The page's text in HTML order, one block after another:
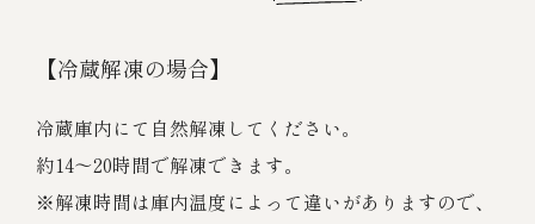
【冷蔵解凍の場合】
冷蔵庫内にて自然解凍してください。
約14～20時間で解凍できます。
※解凍時間は庫内温度によって違いがありますので、